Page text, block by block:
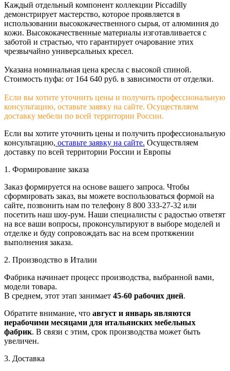
Каждый отдельный компонент коллекции Piccadilly
демонстрирует мастерство, которое проявляется в
использовании высококачественного сырья, от алюминия до
кожи. Высококачественные материалы изготавливается с
заботой и страстью, что гарантирует очарование этих
чрезвычайно универсальных кресел.
Указана номинальная цена кресла с высокой спиной.
Стоимость пуфа: от 164 640 руб. в зависимости от отделки.
Если вы хотите уточнить цены и получить профессиональную
консультацию, оставьте заявку на сайте. Осуществляем
доставку мебели по всей территории России.
Если вы хотите уточнить цены и получить профессиональную
консультацию, оставьте заявку на сайте. Осуществляем
доставку по всей территории России и Европы
1. Формирование заказа
Заказ формируется на основе вашего запроса. Чтобы
сформировать заказ, вы можете воспользоваться формой на
сайте, позвонить нам по телефону 8 800 333-27-32 или
посетить наш шоу-рум. Наши специалисты с радостью ответят
на все ваши вопросы, проконсультируют в выборе моделей и
отделке и буду сопровождать вас на всем протяжении
выполнения заказа.
2. Производство в Италии
Фабрика начинает процесс производства, выбранной вами,
модели товара.
В среднем, этот этап занимает 45-60 рабочих дней.
Обратите внимание, что август и январь являются
нерабочими месяцами для итальянских мебельных
фабрик. В связи с этим, срок производства может быть
увеличен.
3. Доставка